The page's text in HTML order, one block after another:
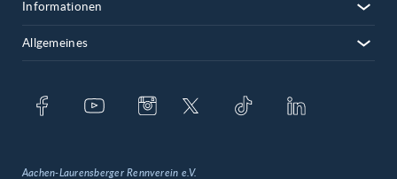
Informationen
Allgemeines
Aachen-Laurensberger Rennverein e.V.